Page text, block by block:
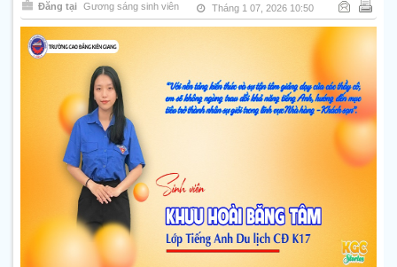
Đăng tại Gương sáng sinh viên Tháng 1 07, 2026 10:50